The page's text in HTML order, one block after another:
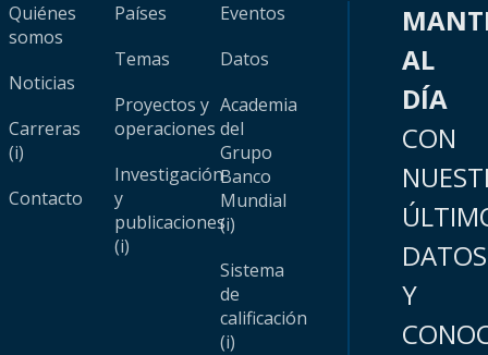
Quiénes
somos
Noticias
Carreras
(i)
Contacto
Países
Temas
Proyectos y
operaciones
Investigación
y
publicaciones
(i)
Eventos
Datos
Academia
del
Grupo
Banco
Mundial
(i)
Sistema
de
calificación
(i)
AL
DÍA
CON
DATOS
Y